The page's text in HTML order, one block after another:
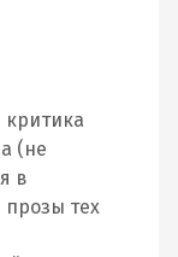
критика
(не
в
прозы тех